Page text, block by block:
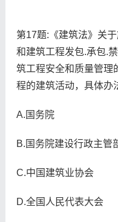
第17题:《建筑法》关
和建筑工程发包.承包.
筑工程安全和质量管理
程的建筑活动，具体办
A.国务院
B.国务院建设行政主管
C.中国建筑业协会
D.全国人民代表大会